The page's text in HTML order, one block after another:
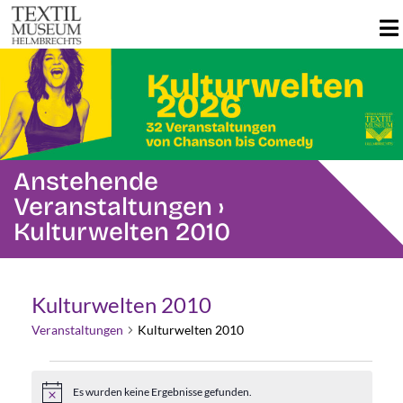
Anstehende
Veranstaltungen ›
Kulturwelten 2010
Kulturwelten 2010
Veranstaltungen Kulturwelten 2010
Veranstaltungen
HinweisEs wurden keine Ergebnisse gefunden.